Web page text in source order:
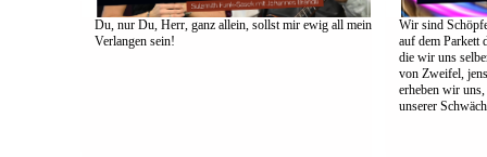
Du, nur Du, Herr, ganz allein, sollst mir ewig all mein
Verlangen sein!
Wir sind
auf dem Parkett
die wir uns
von Zweifel,
erheben wir
unserer